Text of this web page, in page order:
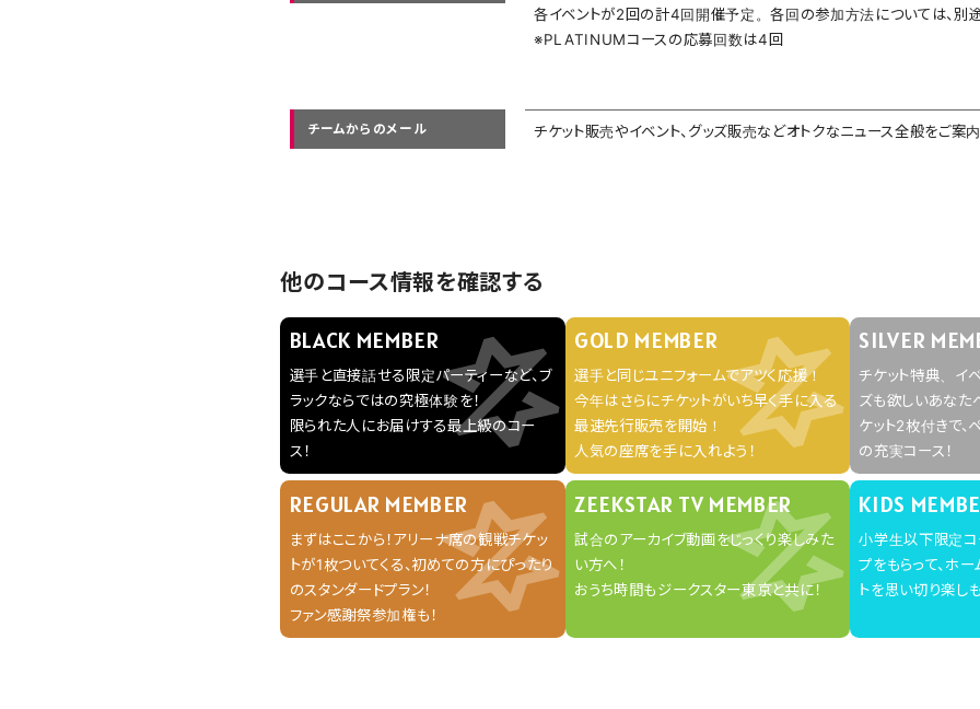
各イベントが2回の計4回開催予定。各回の参加方法については、別途
※PLATINUMコースの応募回数は4回
チームからのメール チケット販売やイベント、グッズ販売などオトクなニュース全般をご案内
他のコース情報を確認する
BLACK MEMBER
選手と直接話せる限定パーティーなど、ブ
ラックならではの究極体験を！
限られた人にお届けする最上級のコー
ス！
GOLD MEMBER
選手と同じユニフォームでアツく応援！
今年はさらにチケットがいち早く手に入る
最速先行販売を開始！
人気の座席を手に入れよう！
SILVER
チケット特典、イ
ズも欲しいあなた
ケット2枚付きで
の充実コース！
REGULAR MEMBER
まずはここから！アリーナ席の観戦チケッ
トが1枚ついてくる、初めての方にぴったり
のスタンダードプラン！
ファン感謝祭参加権も！
ZEEKSTAR TV MEMBER
試合のアーカイブ動画をじっくり楽しみた
い方へ！
おうち時間もジークスター東京と共に！
KIDS
小学生以下限定コ
プをもらって、ホ
トを思い切り楽しも